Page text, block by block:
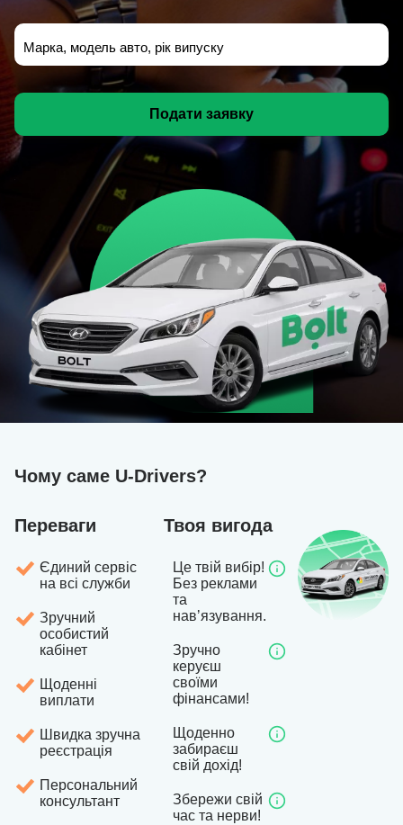
Марка, модель авто, рік випуску
Подати заявку
Чому саме U-Drivers?
Переваги
Єдиний сервіс
на всі служби
Зручний
особистий
кабінет
Щоденні
виплати
Швидка зручна
реєстрація
Персональний
консультант
Твоя вигода
Це твій вибір!
Без реклами
та
навʼязування.
Зручно
керуєш
своїми
фінансами!
Щоденно
забираєш
свій дохід!
Збережи свій
час та нерви!